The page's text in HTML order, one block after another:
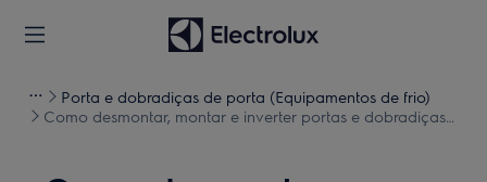
Porta e dobradiças de porta (Equipamentos de frio)
Como desmontar, montar e inverter portas e dobradiças